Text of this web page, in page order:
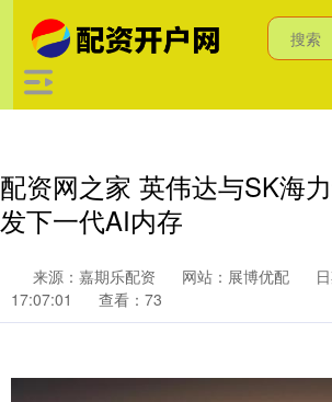
配资网之家 英伟达与SK海
发下一代AI内存
来源：嘉期乐配资 网站：展博优配
17:07:01
查看：73